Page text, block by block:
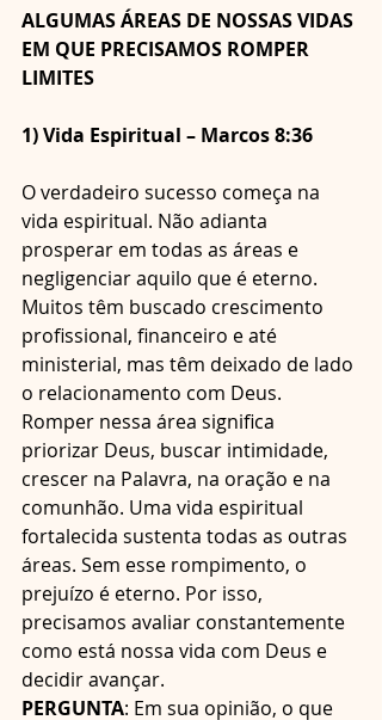
ALGUMAS ÁREAS DE NOSSAS VIDAS
EM QUE PRECISAMOS ROMPER
LIMITES
1) Vida Espiritual – Marcos 8:36
O verdadeiro sucesso começa na
vida espiritual. Não adianta
prosperar em todas as áreas e
negligenciar aquilo que é eterno.
Muitos têm buscado crescimento
profissional, financeiro e até
ministerial, mas têm deixado de lado
o relacionamento com Deus.
Romper nessa área significa
priorizar Deus, buscar intimidade,
crescer na Palavra, na oração e na
comunhão. Uma vida espiritual
fortalecida sustenta todas as outras
áreas. Sem esse rompimento, o
prejuízo é eterno. Por isso,
precisamos avaliar constantemente
como está nossa vida com Deus e
decidir avançar.
PERGUNTA: Em sua opinião, o que